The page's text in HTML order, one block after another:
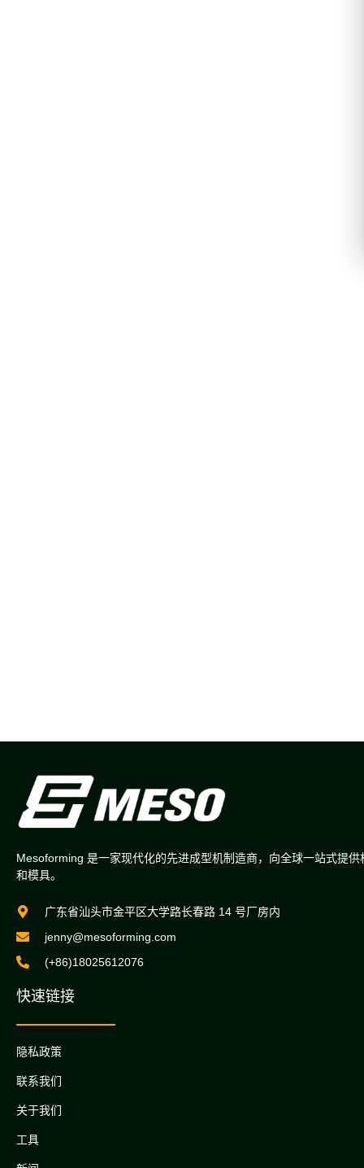
Mesoforming 是一家现代化的先进成型机制造商，向全球一站式提供
和模具。
广东省汕头市金平区大学路长春路 14 号厂房内
jenny@mesoforming.com
(+86)18025612076
快速链接
隐私政策
联系我们
关于我们
工具